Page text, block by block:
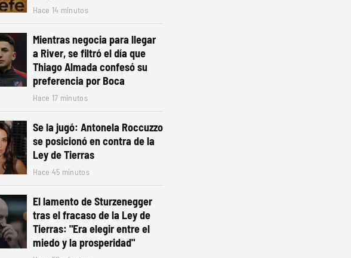
Hace 14 minutos
Mientras negocia para llegar
a River, se filtró el día que
Thiago Almada confesó su
preferencia por Boca
Hace 17 minutos
Se la jugó: Antonela Roccuzzo
se posicionó en contra de la
Ley de Tierras
Hace 45 minutos
El lamento de Sturzenegger
tras el fracaso de la Ley de
Tierras: "Era elegir entre el
miedo y la prosperidad"